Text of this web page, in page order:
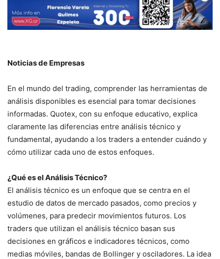
Noticias de Empresas
En el mundo del trading, comprender las herramientas de
análisis disponibles es esencial para tomar decisiones
informadas. Quotex, con su enfoque educativo, explica
claramente las diferencias entre análisis técnico y
fundamental, ayudando a los traders a entender cuándo y
cómo utilizar cada uno de estos enfoques.
¿Qué es el Análisis Técnico?
El análisis técnico es un enfoque que se centra en el
estudio de datos de mercado pasados, como precios y
volúmenes, para predecir movimientos futuros. Los
traders que utilizan el análisis técnico basan sus
decisiones en gráficos e indicadores técnicos, como
medias móviles, bandas de Bollinger y osciladores. La idea